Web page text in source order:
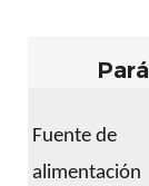
Fuente de
alimentación